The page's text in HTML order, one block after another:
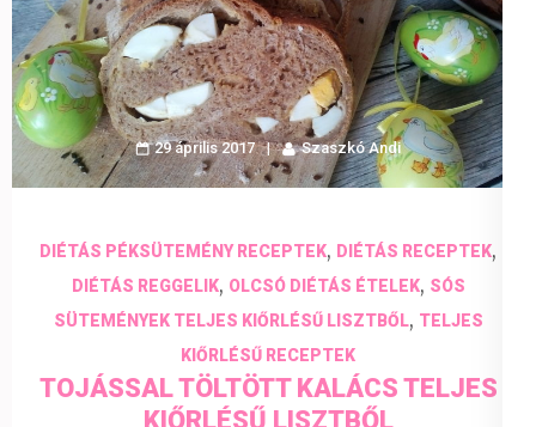
29 április 2017 Szaszkó Andi
DIÉTÁS PÉKSÜTEMÉNY RECEPTEK, DIÉTÁS RECEPTEK,
DIÉTÁS REGGELIK, OLCSÓ DIÉTÁS ÉTELEK, SÓS
SÜTEMÉNYEK TELJES KIŐRLÉSŰ LISZTBŐL, TELJES
KIŐRLÉSŰ RECEPTEK
TOJÁSSAL TÖLTÖTT KALÁCS TELJES
KIŐRLÉSŰ LISZTBŐL